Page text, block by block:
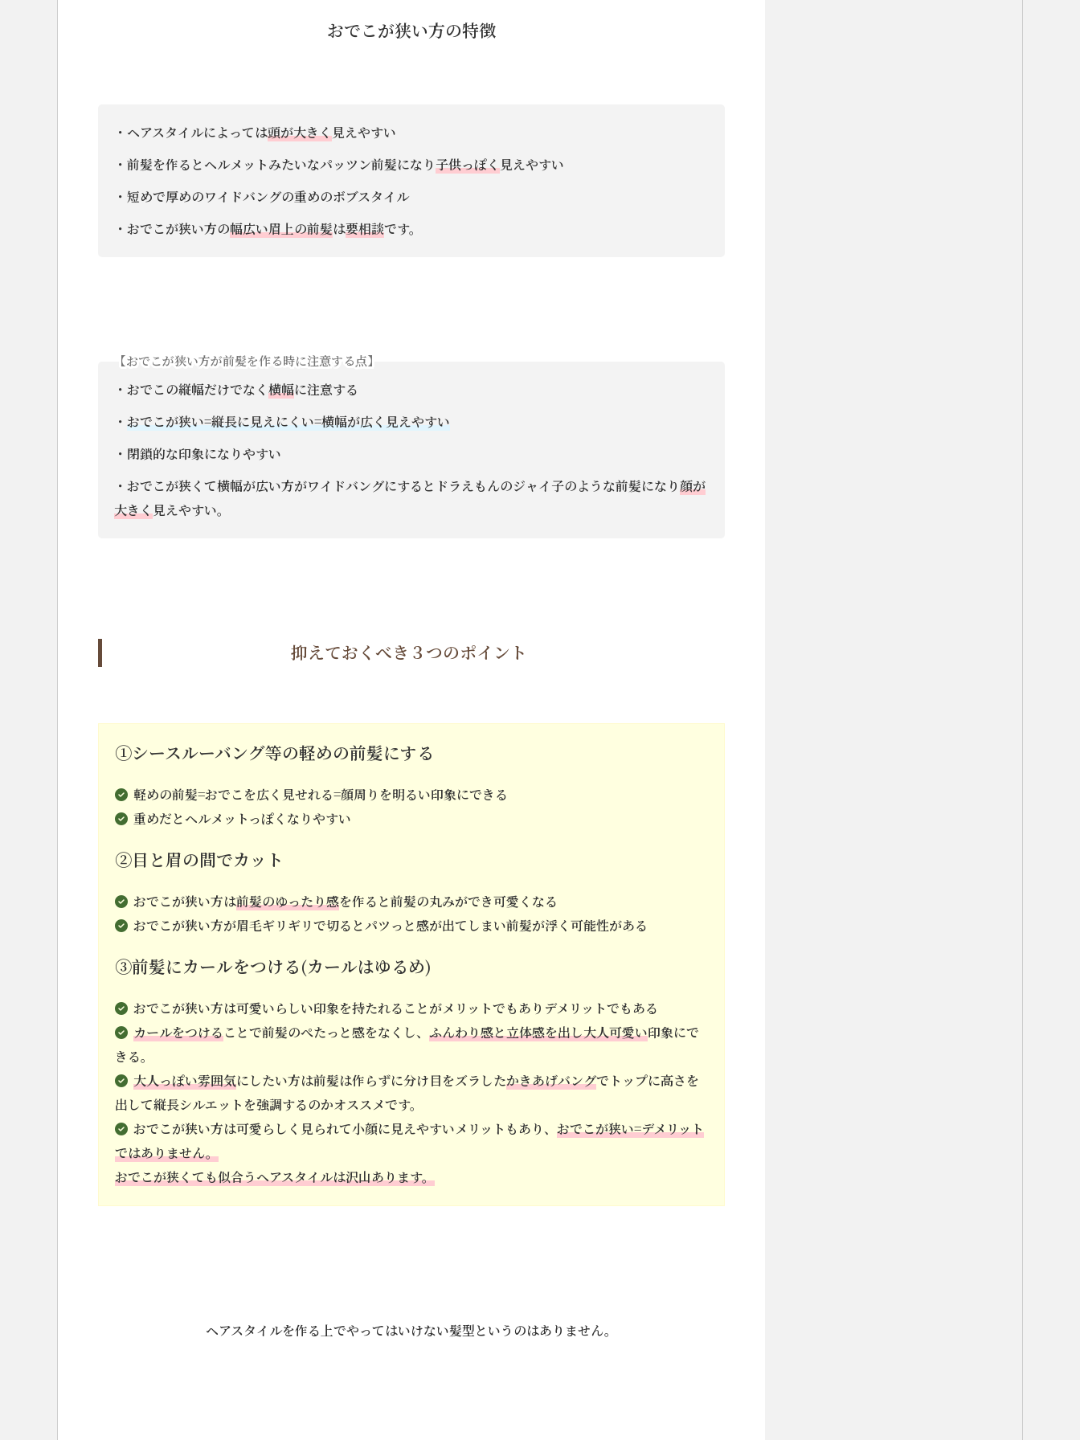
おでこが狭い方の特徴
・ヘアスタイルによっては頭が大きく見えやすい
・前髪を作るとヘルメットみたいなパッツン前髪になり子供っぽく見えやすい
・短めで厚めのワイドバングの重めのボブスタイル
・おでこが狭い方の幅広い眉上の前髪は要相談です。
【おでこが狭い方が前髪を作る時に注意する点】
・おでこの縦幅だけでなく 横幅に注意する
・ おでこが狭い=縦長に見えにくい=横幅が広く見えやすい
・閉鎖的な印象になりやすい
・おでこが狭くて横幅が広い方がワイドバングにするとドラえもんのジャイ子のような前髪になり顔が
大きく見えやすい。
抑えておくべき３つのポイント
①シースルーバング等の軽めの前髪にする
軽めの前髪=おでこを広く見せれる=顔周りを明るい印象にできる
重めだとヘルメットっぽくなりやすい
②目と眉の間でカット
おでこが狭い方は前髪のゆったり感を作ると前髪の丸みができ可愛くなる
おでこが狭い方が眉毛ギリギリで切るとパツっと感が出てしまい前髪が浮く可能性がある
③前髪にカールをつける(カールはゆるめ)
おでこが狭い方は可愛いらしい印象を持たれることがメリットでもありデメリットでもある
カールをつけることで前髪のぺたっと感をなくし、 ふんわり感と立体感を出し大人可愛い印象にで
きる。
大人っぽい雰囲気にしたい方は前髪は作らずに分け目をズラしたかきあげバングでトップに高さを
出して縦長シルエットを強調するのかオススメです。
おでこが狭い方は可愛らしく見られて小顔に見えやすいメリットもあり、 おでこが狭い=デメリット
ではありません。
おでこが狭くても似合うヘアスタイルは沢山あります。
ヘアスタイルを作る上でやってはいけない髪型というのはありません。